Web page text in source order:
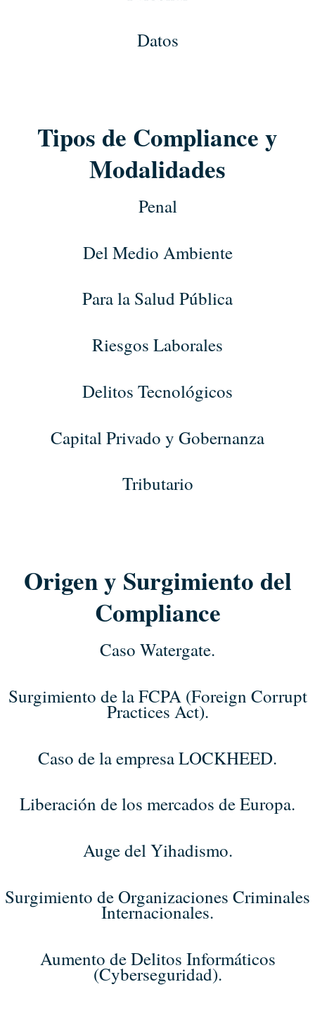
Datos
Tipos de Compliance y
Modalidades
Penal
Del Medio Ambiente
Para la Salud Pública
Riesgos Laborales
Delitos Tecnológicos
Capital Privado y Gobernanza
Tributario
Origen y Surgimiento del
Compliance
Caso Watergate.
Surgimiento de la FCPA (Foreign Corrupt
Practices Act).
Caso de la empresa LOCKHEED.
Liberación de los mercados de Europa.
Auge del Yihadismo.
Surgimiento de Organizaciones Criminales
Internacionales.
Aumento de Delitos Informáticos
(Cyberseguridad).